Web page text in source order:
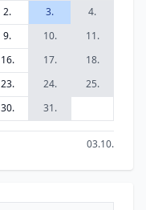
2. 3.
4.
9. 10.
11.
16. 17.
18.
23. 24.
25.
30. 31.
03.10.